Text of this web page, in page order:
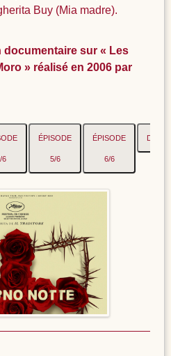
Buy (Mia madre).
documentaire sur « Les
» réalisé en 2006 par
6
ÉPISODE
5/6
ÉPISODE
6/6